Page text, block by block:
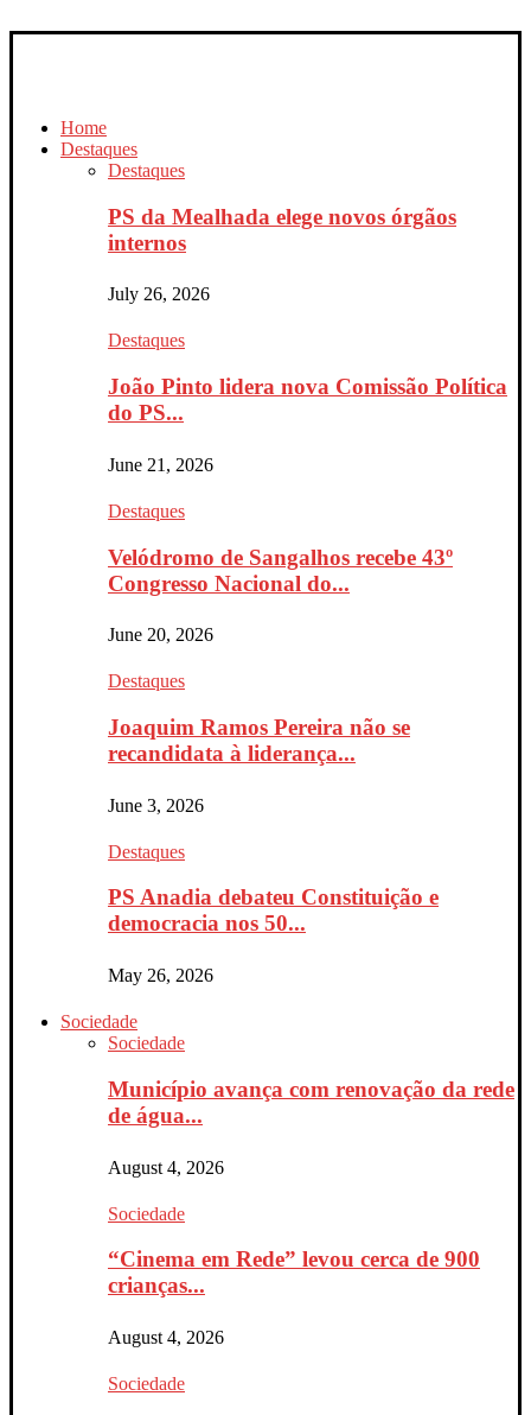
Home
Destaques
Destaques
PS da Mealhada elege novos órgãos
internos
July 26, 2026
Destaques
João Pinto lidera nova Comissão Política
do PS...
June 21, 2026
Destaques
Velódromo de Sangalhos recebe 43º
Congresso Nacional do...
June 20, 2026
Destaques
Joaquim Ramos Pereira não se
recandidata à liderança...
June 3, 2026
Destaques
PS Anadia debateu Constituição e
democracia nos 50...
May 26, 2026
Sociedade
Sociedade
Município avança com renovação da rede
de água...
August 4, 2026
Sociedade
“Cinema em Rede” levou cerca de 900
crianças...
August 4, 2026
Sociedade